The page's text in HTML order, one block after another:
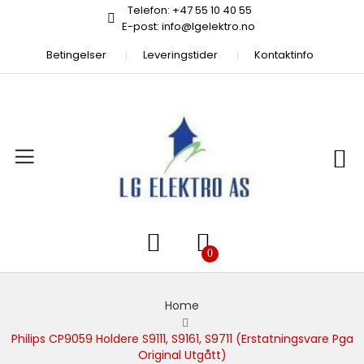
Telefon: +47 55 10 40 55
E-post: info@lgelektro.no
Betingelser
Leveringstider Kontaktinfo
Home
Philips CP9059 Holdere S9111, S9161, S9711 (Erstatningsvare Pga
Original Utgått)